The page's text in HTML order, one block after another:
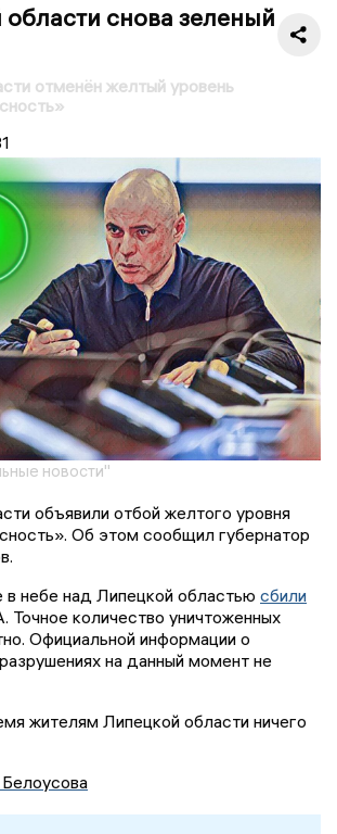
снова зеленый
отменён желтый уровень
новости"
объявили отбой желтого уровня
Об этом сообщил губернатор
в небе над Липецкой областью сбили
количество уничтоженных
Официальной информации о
на данный момент не
жителям Липецкой области ничего
Белоусова